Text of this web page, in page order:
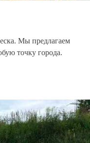
Мы предлагаем
точку города.